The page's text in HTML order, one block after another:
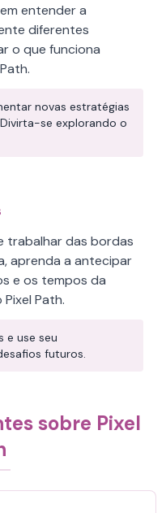
entender a
diferentes
o que funciona
novas estratégias
se explorando o
trabalhar das bordas
aprenda a antecipar
e os tempos da
Path.
e use seu
futuros.
sobre Pixel